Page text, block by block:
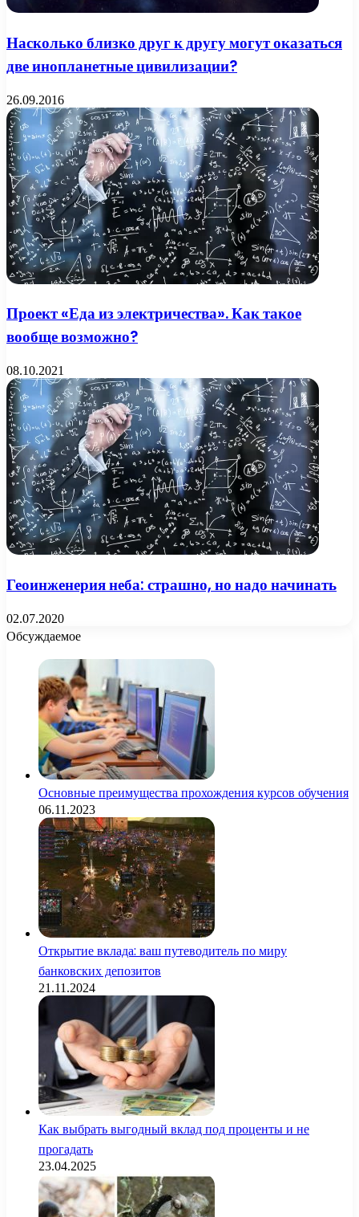
Насколько близко друг к другу могут оказаться
две инопланетные цивилизации?
26.09.2016
Проект «Еда из электричества». Как такое
вообще возможно?
08.10.2021
Геоинженерия неба: страшно, но надо начинать
02.07.2020
Обсуждаемое
Основные преимущества прохождения курсов обучения
06.11.2023
Открытие вклада: ваш путеводитель по миру
банковских депозитов
21.11.2024
Как выбрать выгодный вклад под проценты и не
прогадать
23.04.2025